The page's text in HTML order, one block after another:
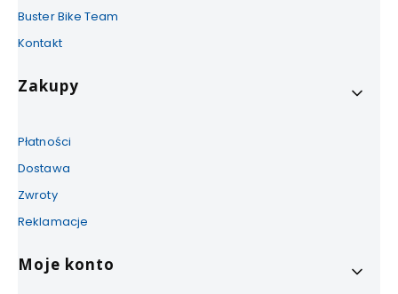
Buster Bike Team
Kontakt
Zakupy
Płatności
Dostawa
Zwroty
Reklamacje
Moje konto